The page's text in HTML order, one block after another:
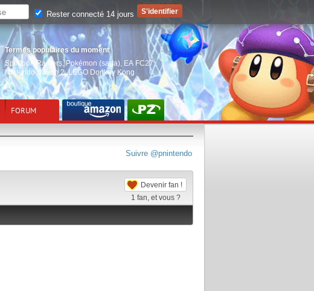
Termes populaires du moment
Splatoon Raiders, Pokémon (saga) EA FC27,
Nintendo Switch 2,LEGO Donkey Kong
FORUM
Suivre @pnintendo
Devenir fan !
1 fan, et vous ?
Rester connecté 14 jours